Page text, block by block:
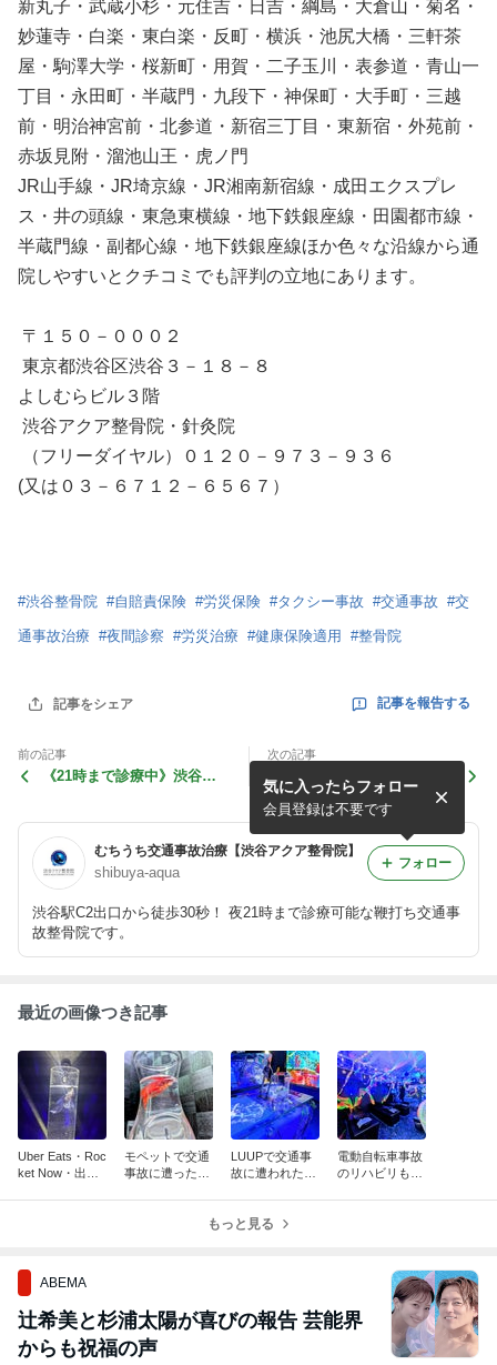
新丸子・武蔵小杉・元住吉・日吉・綱島・大倉山・菊名・
妙蓮寺・白楽・東白楽・反町・横浜・池尻大橋・三軒茶
屋・駒澤大学・桜新町・用賀・二子玉川・表参道・青山一
丁目・永田町・半蔵門・九段下・神保町・大手町・三越
前・明治神宮前・北参道・新宿三丁目・東新宿・外苑前・
赤坂見附・溜池山王・虎ノ門
JR山手線・JR埼京線・JR湘南新宿線・成田エクスプレ
ス・井の頭線・東急東横線・地下鉄銀座線・田園都市線・
半蔵門線・副都心線・地下鉄銀座線ほか色々な沿線から通
院しやすいとクチコミでも評判の立地にあります。
〒１５０－０００２
東京都渋谷区渋谷３－１８－８
よしむらビル３階
渋谷アクア整骨院・針灸院
（フリーダイヤル）０１２０－９７３－９３６
(又は０３－６７１２－６５６７）
#渋谷整骨院 #自賠責保険 #労災保険 #タクシー事故 #交通事故 #交
通事故治療 #夜間診察 #労災治療 #健康保険適用 #整骨院
記事をシェア 記事を報告する
前の記事
《21時まで診療中》渋谷駅
え●
次の記事
【渋谷ストリームからすぐ】
むちうち症・リハビリ治療の
整骨院☆交通事故・労災は窓
口0円！
むちうち交通事故治療【渋谷アクア整骨院】
shibuya-aqua
渋谷駅C2出口から徒歩30秒！ 夜21時まで診療可能な鞭打ち交通事
故整骨院です。
気に入ったらフォロー
会員登録は不要です
フォロー
最近の画像つき記事
Uber Eats・Roc
ket Now・出前
モペットで交通
事故に遭った際
LUUPで交通事
故に遭われた方
に大きく影響し
電動自転車事故
のリハビリも当
もっと見る
ABEMA
辻希美と杉浦太陽が喜びの報告 芸能界
からも祝福の声